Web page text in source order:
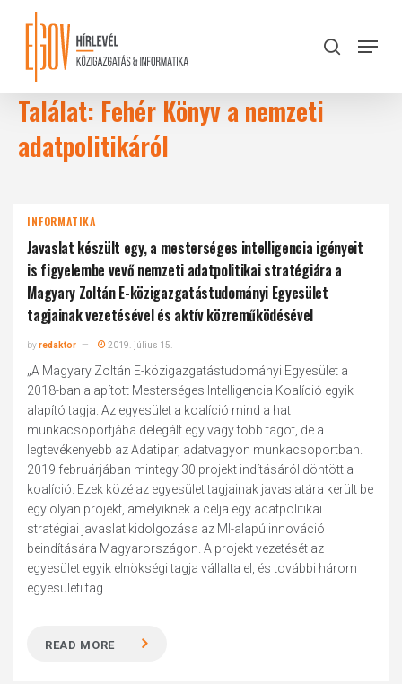
content
search
Menu
Találat: Fehér Könyv a nemzeti
adatpolitikáról
INFORMATIKA
Javaslat készült egy, a mesterséges intelligencia igényeit
is figyelembe vevő nemzeti adatpolitikai stratégiára a
Magyary Zoltán E-közigazgatástudományi Egyesület
tagjainak vezetésével és aktív közreműködésével
byredaktor 2019. július 15.
„A Magyary Zoltán E-közigazgatástudományi Egyesület a
2018-ban alapított Mesterséges Intelligencia Koalíció egyik
alapító tagja. Az egyesület a koalíció mind a hat
munkacsoportjába delegált egy vagy több tagot, de a
legtevékenyebb az Adatipar, adatvagyon munkacsoportban.
2019 februárjában mintegy 30 projekt indításáról döntött a
koalíció. Ezek közé az egyesület tagjainak javaslatára került be
egy olyan projekt, amelyiknek a célja egy adatpolitikai
stratégiai javaslat kidolgozása az MI-alapú innováció
beindítására Magyarországon. A projekt vezetését az
egyesület egyik elnökségi tagja vállalta el, és további három
egyesületi tag...
READ MORE
Close